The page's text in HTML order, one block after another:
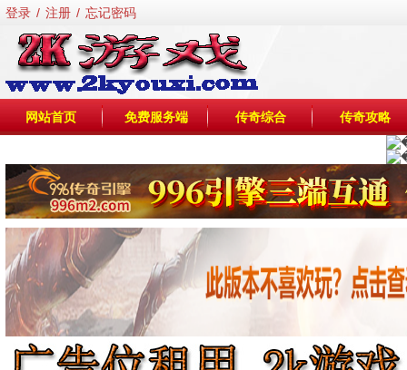
登录 / 注册 / 忘记密码
网站首页 免费服务端 传奇综合 传奇攻略